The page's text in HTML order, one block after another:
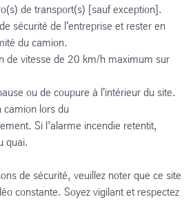
de transport(s) [sauf exception].
sécurité de l'entreprise et rester en
du camion.
de vitesse de 20 km/h maximum sur
ou de coupure à l'intérieur du site.
camion lors du
Si l’alarme incendie retentit,
quai.
de sécurité, veuillez noter que ce site
constante. Soyez vigilant et respectez